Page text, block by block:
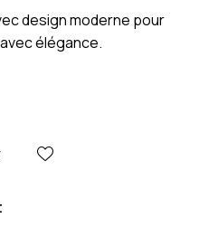
design moderne pour
élégance.